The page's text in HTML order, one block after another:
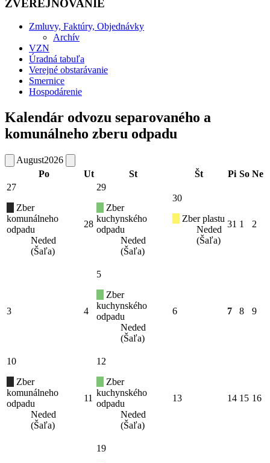
ZVEREJŇOVANIE
Zmluvy, Faktúry, Objednávky
Archív
VZN
Úradná tabuľa
Verejné obstarávanie
Smernice
Hospodárenie
Kalendár odvozu separovaného a
komunálneho zberu odpadu
August2026
Po
Ut St Št Pi So Ne
27
Zber
komunálneho
odpadu
Neded
(Šaľa)
28
29
Zber
kuchynského
odpadu
Neded
(Šaľa)
30
Zber plastu
Neded
(Šaľa)
31 1 2
3 4
5
Zber
kuchynského
odpadu
Neded
(Šaľa)
6 7 8 9
10
Zber
komunálneho
odpadu
Neded
(Šaľa)
11
12
Zber
kuchynského
odpadu
Neded
(Šaľa)
13 14 15 16
19